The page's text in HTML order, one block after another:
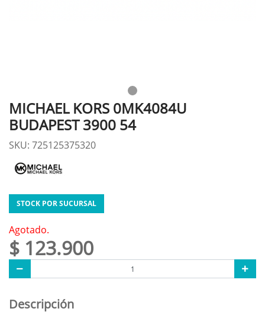
MICHAEL KORS 0MK4084U
BUDAPEST 3900 54
SKU: 725125375320
STOCK POR SUCURSAL
Agotado.
$ 123.900
Descripción